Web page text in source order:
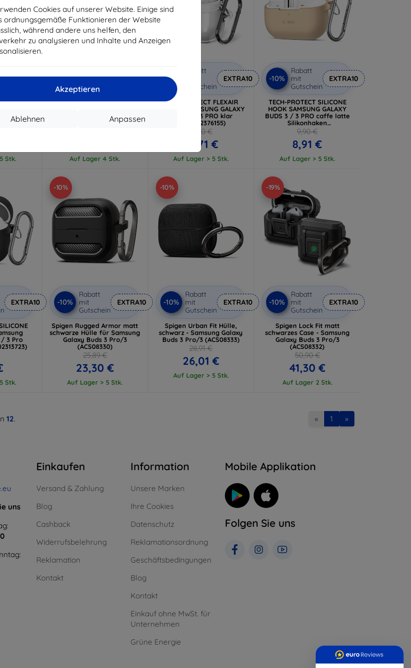
Cookies auf unserer Website. Einige sind
ordnungsgemäße Funktionieren der Website
während andere uns helfen, den
zu analysieren und Inhalte und Anzeigen
Akzeptieren
Anpassen
Ablehnen
EXTRA10
/ 3 Pro
Stk.
-10%
mit
Gutschein
EXTRA10
TECH-PROTECT Silikon-
Buds 3 / 3 FE / 3 Pro
Lavendel (5906302333769)
Auf Lager 4 Stk.
-10%
Rabatt
Gutschein
EXTRA10
TECH-PROTECT FLEXAIR
Hülle für SAMSUNG GALAXY
BUDS 3 / 3 PRO klar
(5906302376155)
11,90 €
10,71 €
Auf Lager > 5 Stk.
-10%
Rabatt
mit
Gutschein
EXTRA10
TECH-PROTECT SILICONE
HOOK SAMSUNG GALAXY
BUDS 3 / 3 PRO caffe latte
Silikonhaken
(5906302313730)
9,90 €
8,91 €
Auf Lager > 5 Stk.
EXTRA10
/ 3 Pro
Stk.
-10%
-10%
Rabatt
mit
Gutschein
EXTRA10
Spigen Rugged Armor matt
schwarze Hülle für Samsung
Galaxy Buds 3 Pro/3
(ACS08330)
25,89 €
23,30 €
Auf Lager > 5 Stk.
-10%
-10%
Rabatt
mit
Gutschein
EXTRA10
Spigen Urban Fit Hülle,
schwarz - Samsung Galaxy
Buds 3 Pro/3 (ACS08333)
28,91 €
26,01 €
Auf Lager > 5 Stk.
-19%
-10%
Rabatt
mit
Gutschein
EXTRA10
Spigen Lock Fit matt
schwarzes Case - Samsung
Galaxy Buds 3 Pro/3
(ACS08332)
50,90 €
41,30 €
Auf Lager 2 Stk.
12. « 1 »
uns
Einkaufen
Versand & Zahlung
Blog
Cashback
Widerrufsbelehrung
Reklamation
Kontakt
Information
Unsere Marken
Ihre Cookies
Datenschutz
Reklamationsordnung
Geschäftsbedingungen
Blog
Kontakt
Einkauf ohne MwSt. für
Unternehmen
Grüne Energie
Mobile Applikation
Folgen Sie uns